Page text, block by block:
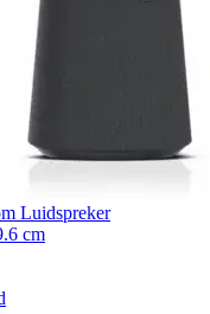
Luidspreker
cm